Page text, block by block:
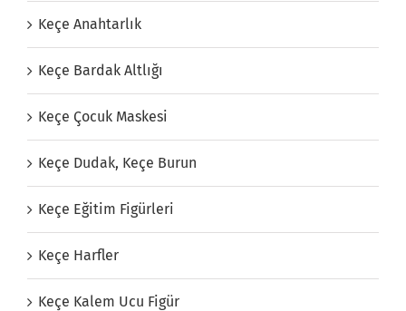
Keçe Anahtarlık
Keçe Bardak Altlığı
Keçe Çocuk Maskesi
Keçe Dudak, Keçe Burun
Keçe Eğitim Figürleri
Keçe Harfler
Keçe Kalem Ucu Figür